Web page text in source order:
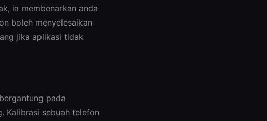
ia membenarkan anda
boleh menyelesaikan
jika aplikasi tidak
pada
Kalibrasi sebuah telefon